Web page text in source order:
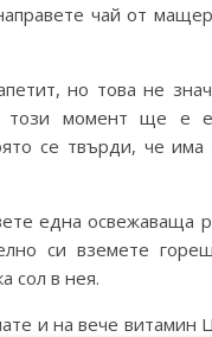
чай от
но това не
този момент ще е
се твърди, че
една освежаваща
си вземете
сол в нея.
и на вече витамин